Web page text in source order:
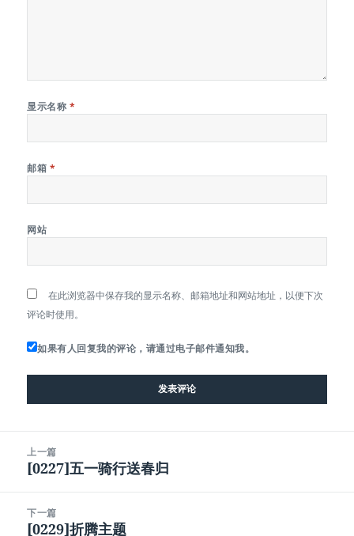
显示名称 *
邮箱 *
网站
在此浏览器中保存我的显示名称、邮箱地址和网站地址，以便下次
评论时使用。
如果有人回复我的评论，请通过电子邮件通知我。
上一篇
上
文
章：
[0227]五一骑行送春归
下一篇
下
[0229]折腾主题